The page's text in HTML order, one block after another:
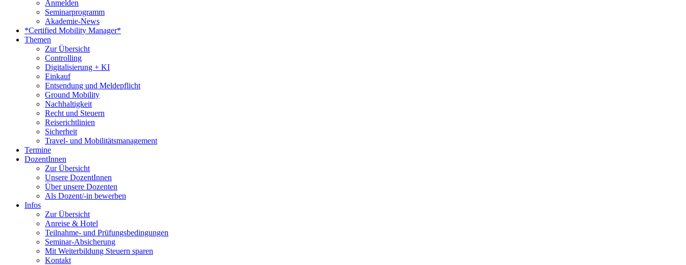
Anmelden
Seminarprogramm
Akademie-News
*Certified Mobility Manager*
Themen
Zur Übersicht
Controlling
Digitalisierung + KI
Einkauf
Entsendung und Meldepflicht
Ground Mobility
Nachhaltigkeit
Recht und Steuern
Reiserichtlinien
Sicherheit
Travel- und Mobilitätsmanagement
Termine
DozentInnen
Zur Übersicht
Unsere DozentInnen
Über unsere Dozenten
Als Dozent/-in bewerben
Infos
Zur Übersicht
Anreise & Hotel
Teilnahme- und Prüfungsbedingungen
Seminar-Absicherung
Mit Weiterbildung Steuern sparen
Kontakt